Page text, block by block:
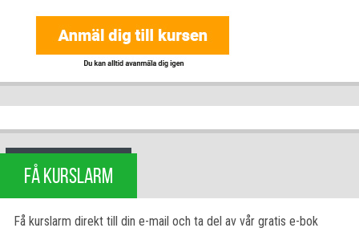
FÅ KURSLARM
Få kurslarm direkt till din e-mail och ta del av vår gratis e-bok